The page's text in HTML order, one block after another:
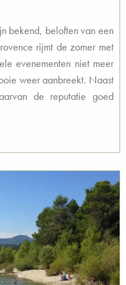
bekend, beloften van een
rijmt de zomer met
evenementen niet meer
weer aanbreekt. Naast
de reputatie goed